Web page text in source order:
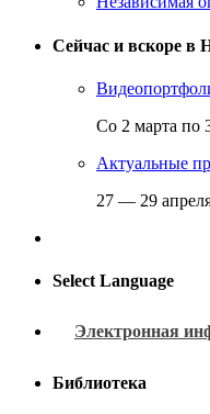
Сейчас и вскоре в
Со 2 марта по
Актуальные
27 — 29
Select Language
Электронная
Библиотека